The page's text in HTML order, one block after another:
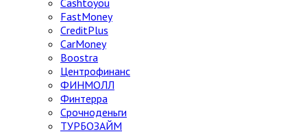
Cashtoyou
FastMoney
CreditPlus
CarMoney
Boostra
Центрофинанс
ФИНМОЛЛ
Финтерра
Срочноденьги
ТУРБОЗАЙМ